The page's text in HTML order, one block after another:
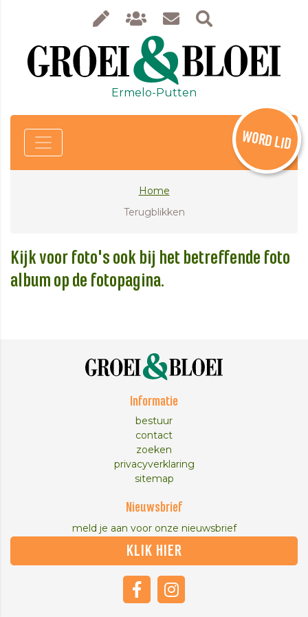
Ermelo-Putten
WORD LID
Home
Terugblikken
Kijk voor foto's ook bij het betreffende foto
album op de fotopagina.
Informatie
bestuur
contact
zoeken
privacyverklaring
sitemap
Nieuwsbrief
meld je aan voor onze nieuwsbrief
KLIK HIER